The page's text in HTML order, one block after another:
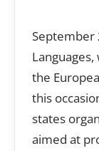
September
the
this
states
aimed at